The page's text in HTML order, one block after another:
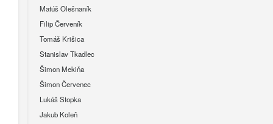
Matúš Olešnaník
Filip Červeník
Tomáš Krišica
Stanislav Tkadlec
Šimon Mekiňa
Šimon Červenec
Lukáš Stopka
Jakub Koleň